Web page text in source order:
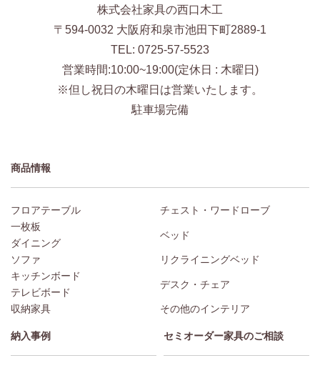
株式会社家具の西口木工
〒594-0032 大阪府和泉市池田下町2889-1
TEL: 0725-57-5523
営業時間:10:00~19:00(定休日 : 木曜日)
※但し祝日の木曜日は営業いたします。
駐車場完備
商品情報
フロアテーブル
一枚板
ダイニング
ソファ
キッチンボード
テレビボード
収納家具
チェスト・ワードローブ
ベッド
リクライニングベッド
デスク・チェア
その他のインテリア
納入事例 セミオーダー家具のご相談